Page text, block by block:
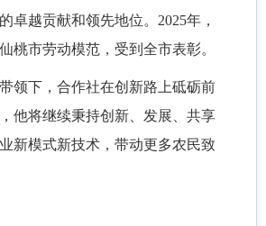
卓越贡献和领先地位。2025年，
桃市劳动模范，受到全市表彰。
领下，合作社在创新路上砥砺前
他将继续秉持创新、发展、共享
新模式新技术，带动更多农民致